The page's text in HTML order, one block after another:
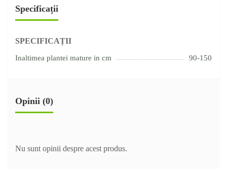
Specificații
SPECIFICAȚII
Inaltimea plantei mature in cm 90-150
Opinii (0)
Nu sunt opinii despre acest produs.